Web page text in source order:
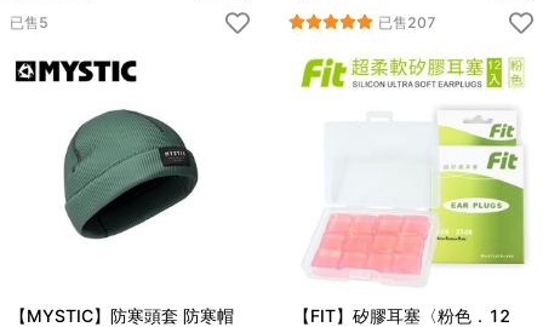
已售5 已售207
【MYSTIC】防寒頭套 防寒帽
【FIT】矽膠耳塞〈粉色．12